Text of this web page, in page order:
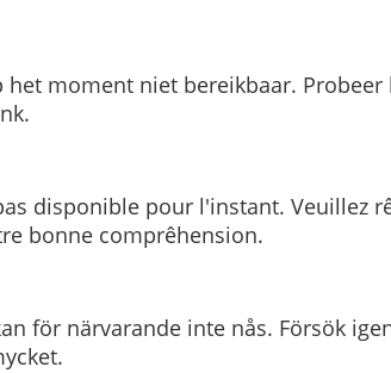
het moment niet bereikbaar.
disponible pour l'instant. Veuillez
bonne comprêhension.
för närvarande inte nås. Försök